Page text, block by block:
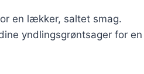
en lækker, saltet smag.
yndlingsgrøntsager for en